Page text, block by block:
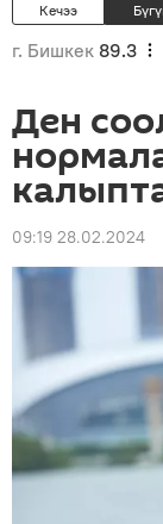
Кечээ
г. Бишкек 89.3
Ден
09:19 28.02.2024